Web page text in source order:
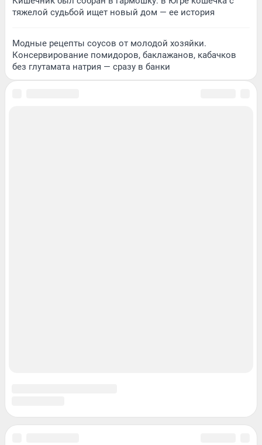
тяжелой судьбой ищет новый дом — ее история
Модные рецепты соусов от молодой хозяйки.
Консервирование помидоров, баклажанов, кабачков
без глутамата натрия — сразу в банки